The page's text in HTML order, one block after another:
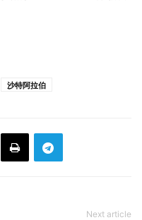
沙特阿拉伯
Next article